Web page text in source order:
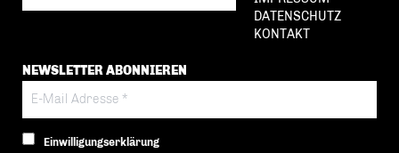
DATENSCHUTZ
KONTAKT
NEWSLETTER ABONNIEREN
Einwilligungserklärung